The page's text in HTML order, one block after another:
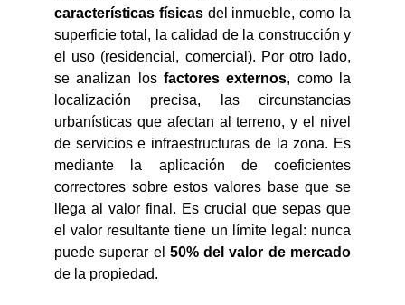
características físicasdel inmueble, como la
superficie total, la calidad de la construcción y
el uso (residencial, comercial). Por otro lado,
se analizan los factores externos, como la
localización precisa, las circunstancias
urbanísticas que afectan al terreno, y el nivel
de servicios e infraestructuras de la zona. Es
mediante la aplicación de coeficientes
correctores sobre estos valores base que se
llega al valor final. Es crucial que sepas que
el valor resultante tiene un límite legal: nunca
puede superar el 50% del valor de mercado
de la propiedad.